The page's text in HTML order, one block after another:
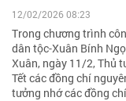
12/02/2026 08:23
Trong chương trình
dân tộc-Xuân Bính
Xuân, ngày 11/2, Thủ
Tết các đồng chí
tưởng nhớ các đồng